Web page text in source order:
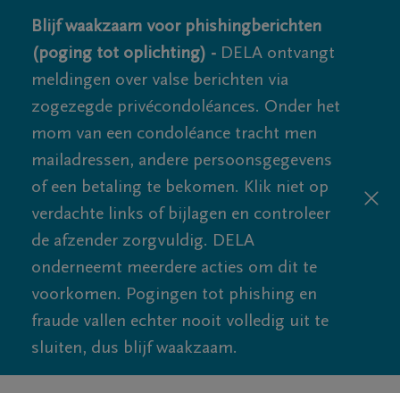
Blijf waakzaam voor phishingberichten
(poging tot oplichting) - DELA ontvangt
meldingen over valse berichten via
zogezegde privécondoléances. Onder het
mom van een condoléance tracht men
mailadressen, andere persoonsgegevens
of een betaling te bekomen. Klik niet op
verdachte links of bijlagen en controleer
de afzender zorgvuldig. DELA
onderneemt meerdere acties om dit te
voorkomen. Pogingen tot phishing en
fraude vallen echter nooit volledig uit te
sluiten, dus blijf waakzaam.